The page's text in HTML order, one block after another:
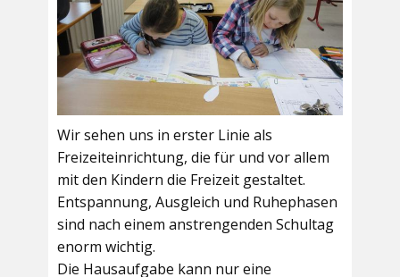
Wir sehen uns in erster Linie als
Freizeiteinrichtung, die für und vor allem
mit den Kindern die Freizeit gestaltet.
Entspannung, Ausgleich und Ruhephasen
sind nach einem anstrengenden Schultag
enorm wichtig.
Die Hausaufgabe kann nur eine